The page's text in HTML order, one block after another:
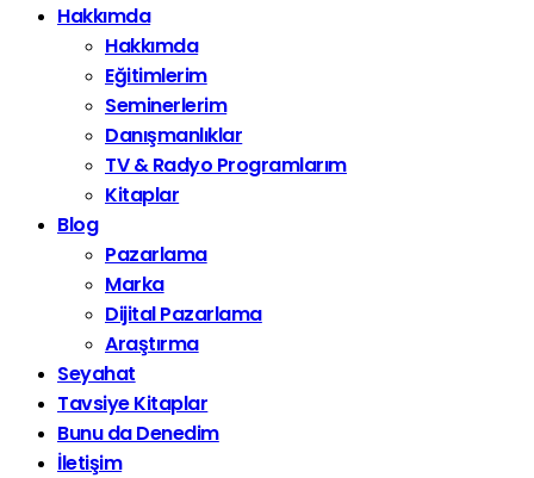
Hakkımda
Hakkımda
Eğitimlerim
Seminerlerim
Danışmanlıklar
TV & Radyo Programlarım
Kitaplar
Blog
Pazarlama
Marka
Dijital Pazarlama
Araştırma
Seyahat
Tavsiye Kitaplar
Bunu da Denedim
İletişim